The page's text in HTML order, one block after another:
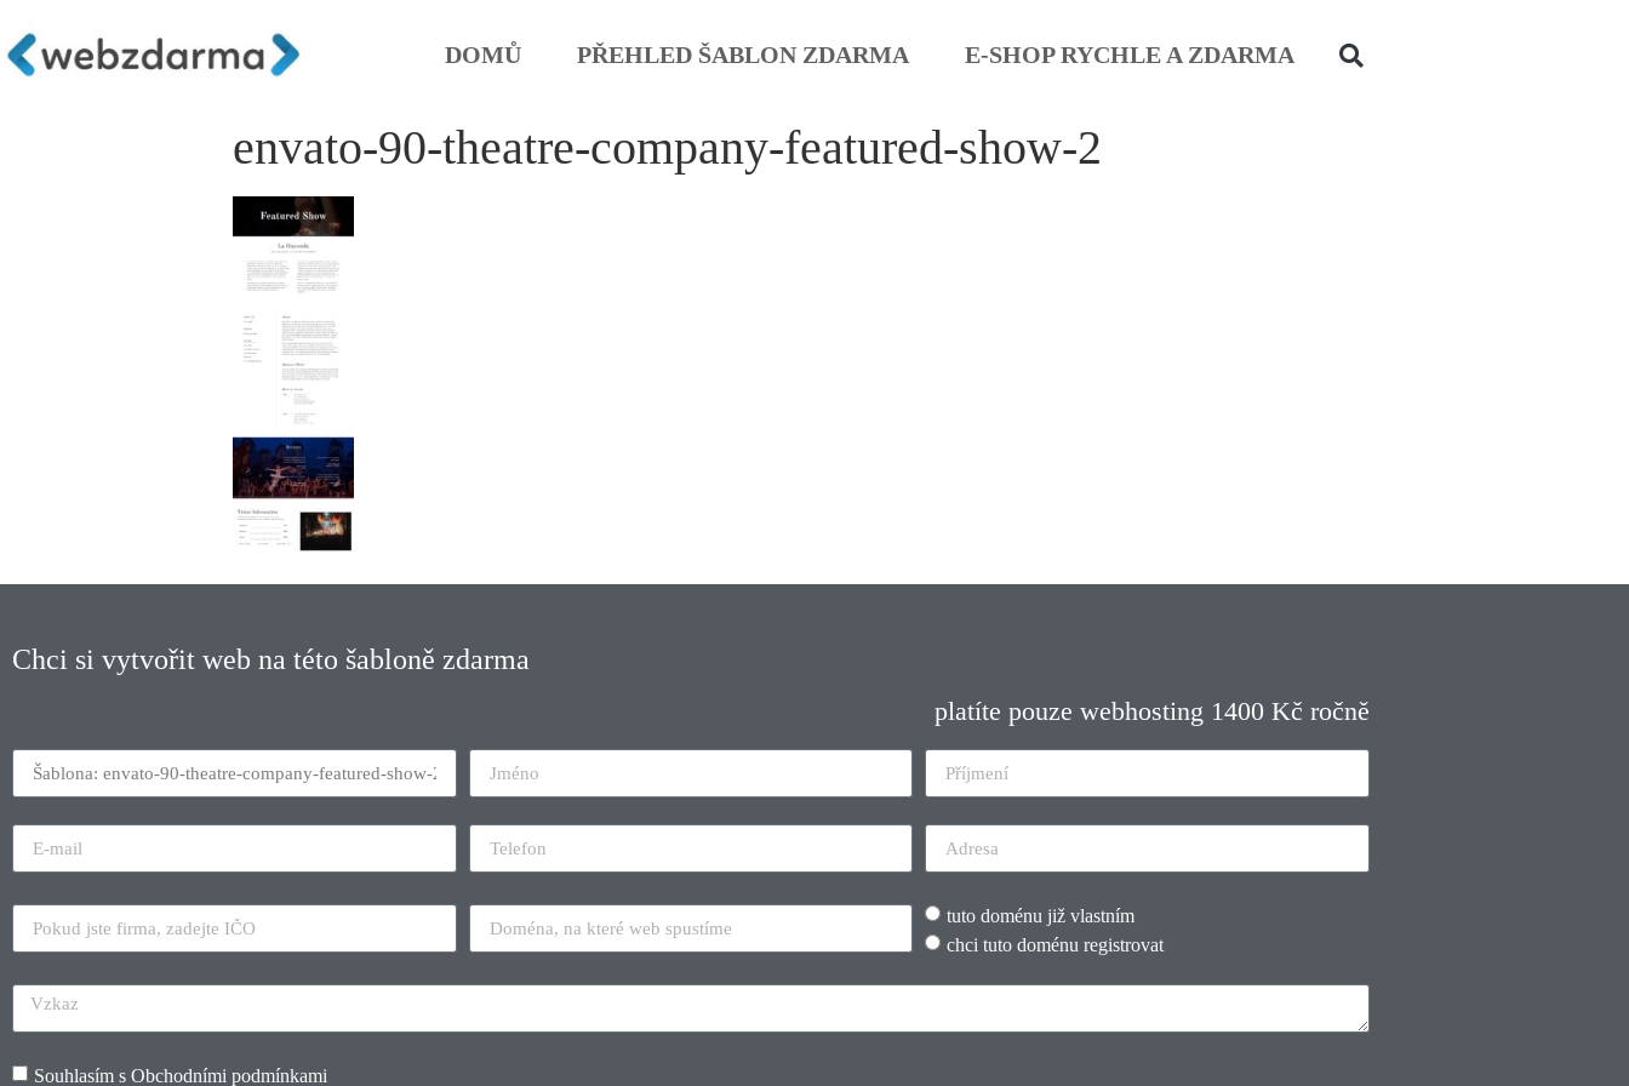
DOMŮ PŘEHLED ŠABLON ZDARMA E-SHOP RYCHLE A ZDARMA
envato-90-theatre-company-featured-show-2
Chci si vytvořit web na této šabloně zdarma
platíte pouze webhosting 1400 Kč ročně
tuto doménu již vlastním
chci tuto doménu registrovat
Souhlasím s Obchodními podmínkami